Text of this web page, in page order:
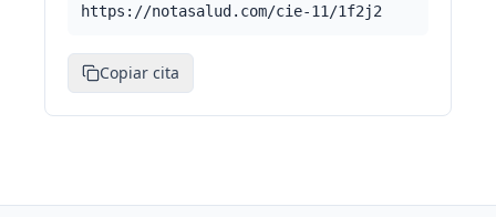
https://notasalud.com/cie-11/1f2j2
Copiar cita